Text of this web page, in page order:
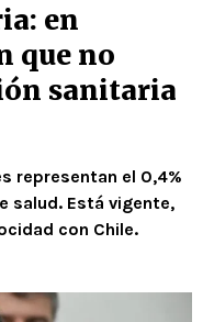
en
que no
sanitaria
representan el 0,4%
salud. Está vigente,
con Chile.